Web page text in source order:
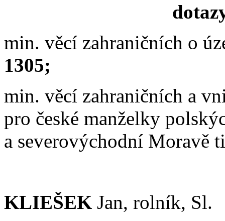
min. věcí zahraničních o
1305;
min. věcí zahraničních a
pro české manželky
a severovýchodní Moravě
KLIEŠEK Jan, rolník, Sl.